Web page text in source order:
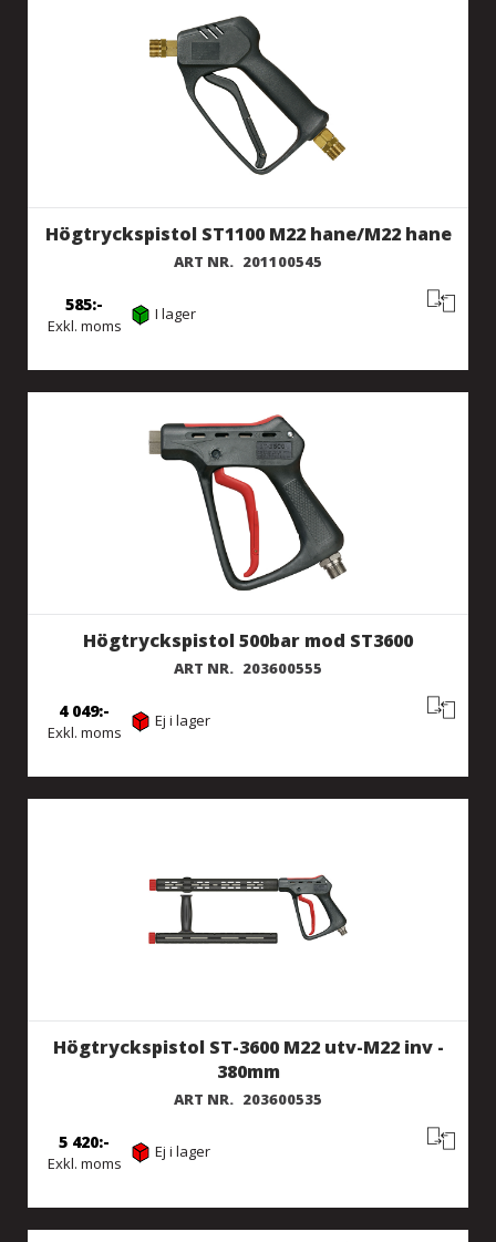
Högtryckspistol ST1100 M22 hane/M22 hane
ART NR. 201100545
Exkl. moms
585 I lager
Högtryckspistol 500bar mod ST3600
ART NR. 203600555
Exkl. moms
4 049 Ej i lager
Högtryckspistol ST-3600 M22 utv-M22 inv -
380mm
ART NR. 203600535
Exkl. moms
5 420 Ej i lager